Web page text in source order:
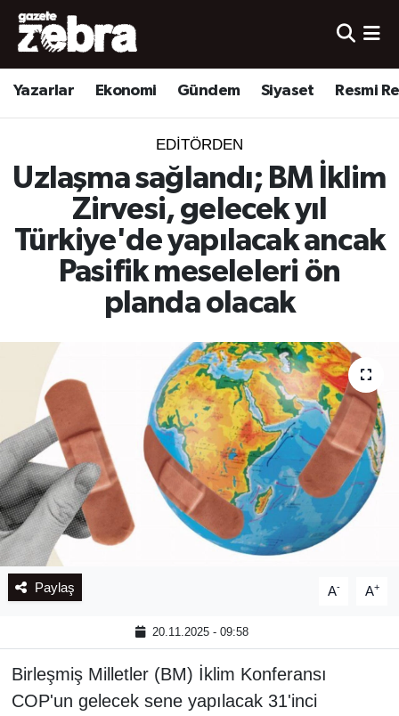
Yazarlar Ekonomi Gündem Siyaset Resmi
EDITÖRDEN
Uzlaşma sağlandı; BM İklim
Zirvesi, gelecek yıl
Türkiye'de yapılacak ancak
Pasifik meseleleri ön
planda olacak
Paylaş A- A+
20.11.2025 - 09:58
Birleşmiş Milletler (BM) İklim Konferansı
COP'un gelecek sene yapılacak 31'inci
Yazarlar
Yerel
Spor
Nöbetçi Eczaneler
Süper Lig Puan Durumu ve Fikstür
Tüm Manşetler
Son Dakika Haberleri
Haber Arşivi